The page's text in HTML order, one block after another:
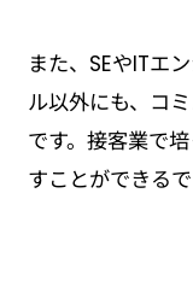
また、SEやITエ
ル以外にも、コ
です。接客業で
すことができるで